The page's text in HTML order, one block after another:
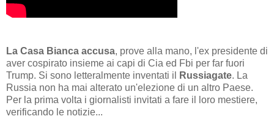
La Casa Bianca accusa, prove alla mano, l'ex presidente di
aver cospirato insieme ai capi di Cia ed Fbi per far fuori
Trump. Si sono letteralmente inventati il
Russiagate. La
Russia non ha mai alterato un'elezione di un altro Paese.
Per la prima volta i giornalisti invitati a fare il loro mestiere,
verificando le notizie...